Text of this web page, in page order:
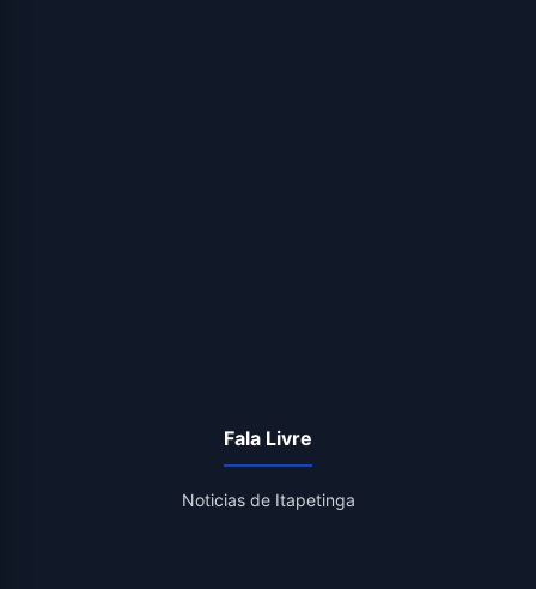
Fala Livre
Noticias de Itapetinga